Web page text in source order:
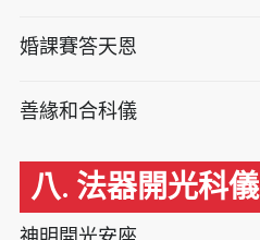
婚課賽答天恩
善緣和合科儀
八. 法器開光科儀